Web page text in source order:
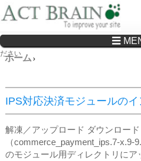
Drupalサイトの制作・保守をどこに頼んで
ださい
☰
ホーム›
IPS対応決済モジュールの
解凍／アップロード ダウンロー
（commerce_payment_ips.7-x.9-
のモジュール用ディレクトリにア